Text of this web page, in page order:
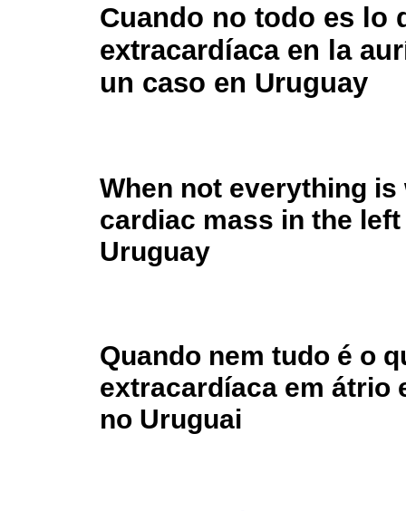
Cuando no todo es lo
extracardíaca en la
un caso en Uruguay
When not everything
cardiac mass in the
Uruguay
Quando nem tudo é o
extracardíaca em átrio
no Uruguai